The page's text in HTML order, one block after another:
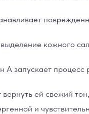
кожного
запускает
ей свежий
и